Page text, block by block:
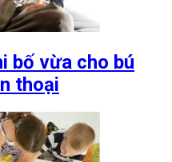
bố vừa cho bú
thoại